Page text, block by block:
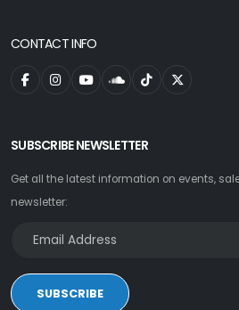
CONTACT INFO
SUBSCRIBE NEWSLETTER
Get all the latest information on events,
newsletter:
SUBSCRIBE